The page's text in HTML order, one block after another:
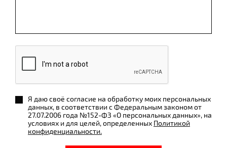
Я даю своё согласие на обработку моих персональных
данных, в соответствии с Федеральным законом от
27.07.2006 года №152-ФЗ «О персональных данных», на
условиях и для целей, определенных Политикой
конфиденциальности.